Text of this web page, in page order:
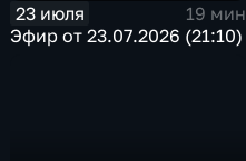
23 июля
19 мин
Эфир от 23.07.2026 (21:10)